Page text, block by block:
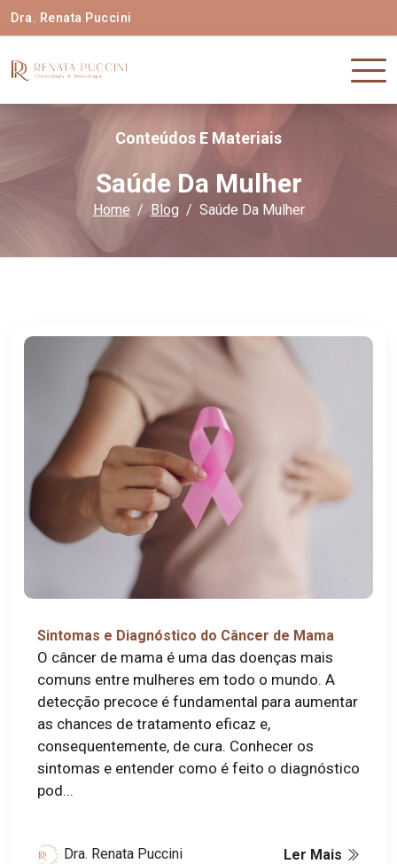
Dra. Renata Puccini
Conteúdos E Materiais
Saúde Da Mulher
Home Blog Saúde Da Mulher
Sintomas e Diagnóstico do Câncer de Mama
O câncer de mama é uma das doenças mais
comuns entre mulheres em todo o mundo. A
detecção precoce é fundamental para aumentar
as chances de tratamento eficaz e,
consequentemente, de cura. Conhecer os
sintomas e entender como é feito o diagnóstico
pod...
Dra. Renata Puccini Ler Mais